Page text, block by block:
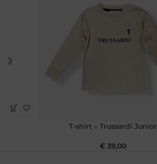
T-shirt – Trussardi Junior
€39,00